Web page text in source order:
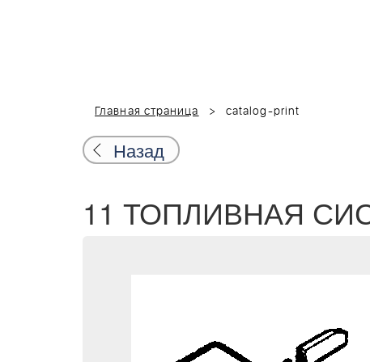
Главная страница catalog-print
Назад
11 ТОПЛИВНАЯ